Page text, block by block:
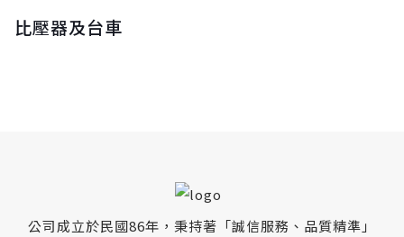
比壓器及台車
公司成立於民國86年，秉持著「誠信服務、品質精準」